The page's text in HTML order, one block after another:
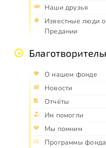
Наши друзья
Известные люди о
Предании
О нашем фонде
Новости
Отчёты
Им помогли
Мы помним
Программы фонда